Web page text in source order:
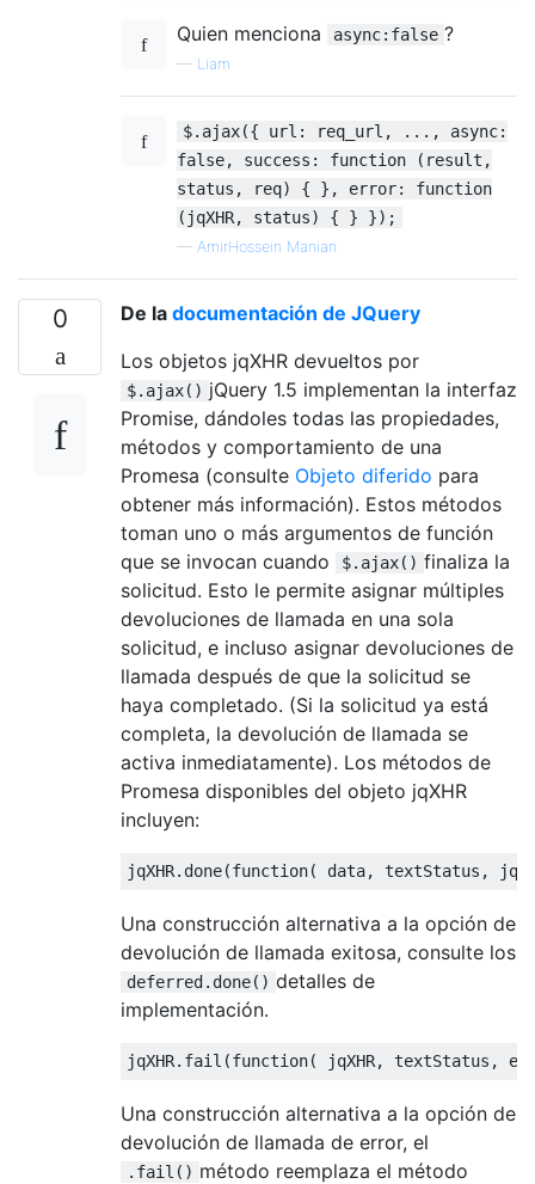
Quien menciona async:false ?
— Liam
$.ajax({ url: req_url, ..., async:
false, success: function (result,
status, req) { }, error: function
(jqXHR, status) { } });
— AmirHossein Manian
0 De la documentación de JQuery
Los objetos jqXHR devueltos por
$.ajax() jQuery 1.5 implementan la interfaz
Promise, dándoles todas las propiedades,
métodos y comportamiento de una
Promesa (consulte Objeto diferido para
obtener más información). Estos métodos
toman uno o más argumentos de función
que se invocan cuando
$.ajax() finaliza la
solicitud. Esto le permite asignar múltiples
devoluciones de llamada en una sola
solicitud, e incluso asignar devoluciones de
llamada después de que la solicitud se
haya completado. (Si la solicitud ya está
completa, la devolución de llamada se
activa inmediatamente). Los métodos de
Promesa disponibles del objeto jqXHR
incluyen:
jqXHR. done(function( data, textStatus ,
Una construcción alternativa a la opción de
devolución de llamada exitosa, consulte los
deferred.done() detalles de
implementación.
jqXHR. fail (function( jqXHR, textStatus ,
Una construcción alternativa a la opción de
devolución de llamada de error, el
.fail() método reemplaza el método